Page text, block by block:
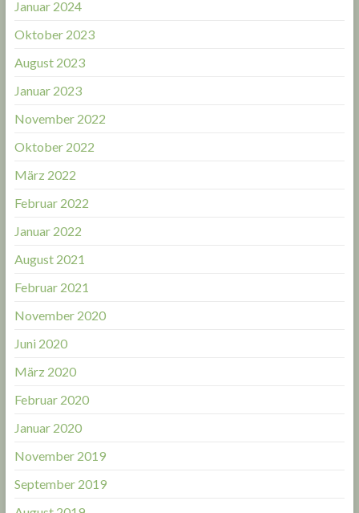
Januar 2024
Oktober 2023
August 2023
Januar 2023
November 2022
Oktober 2022
März 2022
Februar 2022
Januar 2022
August 2021
Februar 2021
November 2020
Juni 2020
März 2020
Februar 2020
Januar 2020
November 2019
September 2019